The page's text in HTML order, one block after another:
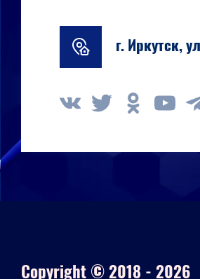
г. Иркутск,
Copyright © 2018 - 2026